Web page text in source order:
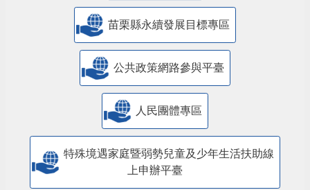
苗栗縣永續發展目標專區
公共政策網路參與平臺
人民團體專區
特殊境遇家庭暨弱勢兒童及少年生活扶助線
上申辦平臺